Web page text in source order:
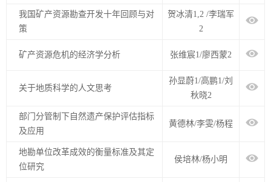
我国矿产资源勘查开发十年回顾与对
策
贺冰清1,2 /李瑞军
2
矿产资源危机的经济学分析 张维宸1/廖西蒙2
关于地质科学的人文思考
孙显蔚1/高鹏1/刘
秋晓2
部门分管制下自然遗产保护评估指标
及应用
黄德林/李雯/杨程
地勘单位改革成效的衡量标准及其定
位研究
侯培林/杨小明